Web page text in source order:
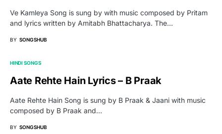
Ve Kamleya Song is sung by with music composed by Pritam
and lyrics written by Amitabh Bhattacharya. The…
BY SONGSHUB
HINDI SONGS
Aate Rehte Hain Lyrics – B Praak
Aate Rehte Hain Song is sung by B Praak & Jaani with music
composed by B Praak and…
BY SONGSHUB